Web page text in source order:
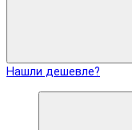
Нашли дешевле?